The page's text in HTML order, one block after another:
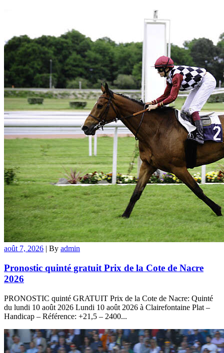
août 7, 2026 | By admin
Pronostic quinté gratuit Prix de la Cote de Nacre
2026
PRONOSTIC quinté GRATUIT Prix de la Cote de Nacre: Quinté
du lundi 10 août 2026 Lundi 10 août 2026 à Clairefontaine Plat –
Handicap – Référence: +21,5 – 2400...